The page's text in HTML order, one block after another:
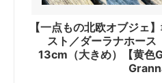
【一点もの北欧オブジェ
スト／ダーラナホース
13cm（大きめ）【黄